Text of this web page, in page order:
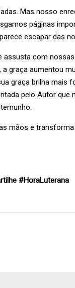
Mas nosso
páginas
escapar das
assusta com
graça aumentou
graça brilha
pelo Autor que
mãos e
#HoraLuterana